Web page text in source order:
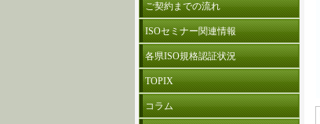
ご契約までの流れ
ISOセミナー関連情報
各県ISO規格認証状況
TOPIX
コラム